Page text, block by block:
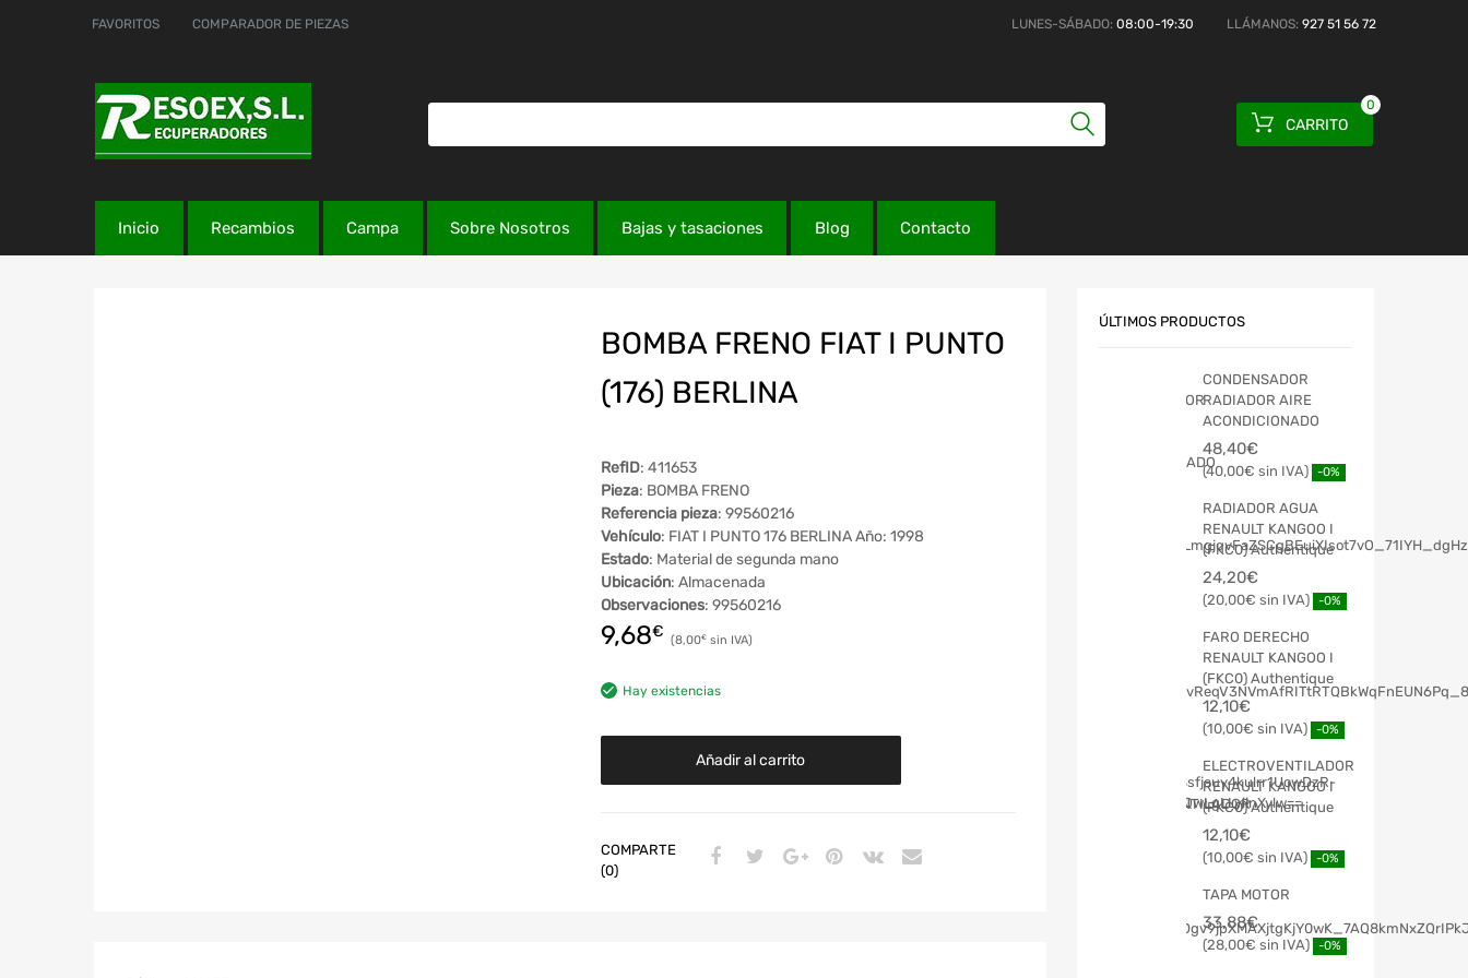
FAVORITOS COMPARADOR DE PIEZAS LUNES-SÁBADO: 08:00-19:30 LLÁMANOS: 927 51 56 72
CARRITO
0
Inicio Recambios Campa Sobre Nosotros Bajas y tasaciones Blog Contacto
BOMBA FRENO FIAT I PUNTO
(176) BERLINA
RefID: 411653
Pieza: BOMBA FRENO
Referencia pieza: 99560216
Vehículo: FIAT I PUNTO 176 BERLINA Año: 1998
Estado: Material de segunda mano
Ubicación: Almacenada
Observaciones: 99560216
9,68€ 8,00€
Hay existencias
Añadir al carrito
COMPARTE
(0)
ÚLTIMOS PRODUCTOS
CONDENSADOR
RADIADOR AIRE
ACONDICIONADO
48,40€
40,00€ -0%
RADIADOR AGUA
RENAULT KANGOO I
(FKC0) Authentique
24,20€
20,00€ -0%
FARO DERECHO
RENAULT KANGOO I
(FKC0) Authentique
12,10€
10,00€ -0%
ELECTROVENTILADOR
RENAULT KANGOO I
(FKC0) Authentique
12,10€
10,00€ -0%
TAPA MOTOR
33,88€
28,00€ -0%